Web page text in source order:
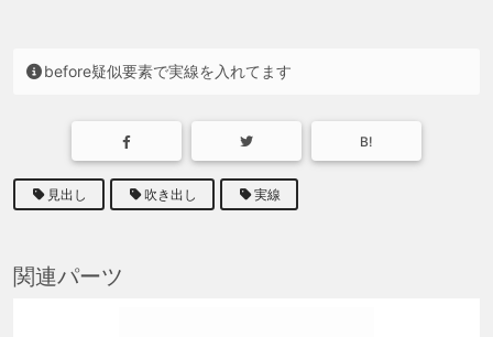
before疑似要素で実線を入れてます
B!
見出し 吹き出し 実線
関連パーツ